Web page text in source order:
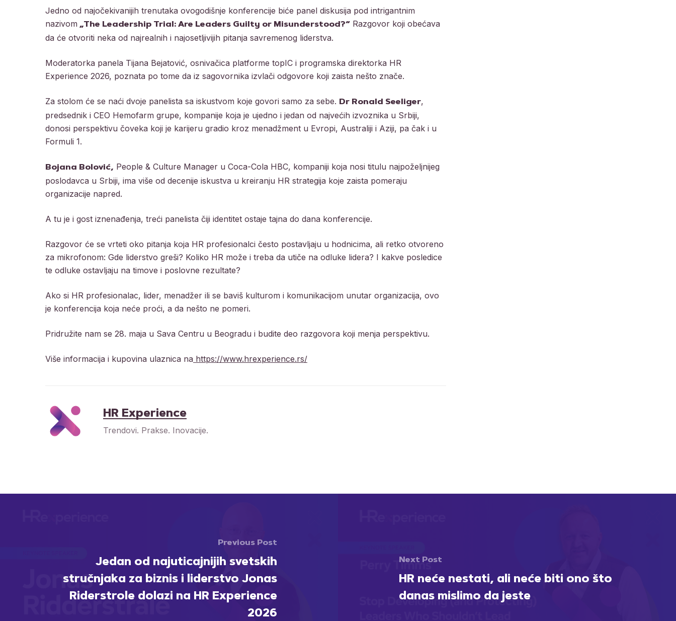
Jedno od najočekivanijih trenutaka ovogodišnje konferencije biće panel diskusija pod intrigantnim
nazivom „The Leadership Trial: Are Leaders Guilty or Misunderstood?“ Razgovor koji obećava
da će otvoriti neka od najrealnih i najosetljivijih pitanja savremenog liderstva.
Moderatorka panela Tijana Bejatović, osnivačica platforme topIC i programska direktorka HR
Experience 2026, poznata po tome da iz sagovornika izvlači odgovore koji zaista nešto znače.
Za stolom će se naći dvoje panelista sa iskustvom koje govori samo za sebe. Dr Ronald Seeliger,
predsednik i CEO Hemofarm grupe, kompanije koja je ujedno i jedan od najvećih izvoznika u Srbiji,
donosi perspektivu čoveka koji je karijeru gradio kroz menadžment u Evropi, Australiji i Aziji, pa čak i u
Formuli 1.
Bojana Bolović, People & Culture Manager u Coca-Cola HBC, kompaniji koja nosi titulu najpoželjnijeg
poslodavca u Srbiji, ima više od decenije iskustva u kreiranju HR strategija koje zaista pomeraju
organizacije napred.
A tu je i gost iznenađenja, treći panelista čiji identitet ostaje tajna do dana konferencije.
Razgovor će se vrteti oko pitanja koja HR profesionalci često postavljaju u hodnicima, ali retko otvoreno
za mikrofonom: Gde liderstvo greši? Koliko HR može i treba da utiče na odluke lidera? I kakve posledice
te odluke ostavljaju na timove i poslovne rezultate?
Ako si HR profesionalac, lider, menadžer ili se baviš kulturom i komunikacijom unutar organizacija, ovo
je konferencija koja neće proći, a da nešto ne pomeri.
Pridružite nam se 28. maja u Sava Centru u Beogradu i budite deo razgovora koji menja perspektivu.
Više informacija i kupovina ulaznica na https://www.hrexperience.rs/
HR Experience
Trendovi. Prakse. Inovacije.
Previous Post
Jedan od najuticajnijih svetskih
stručnjaka za biznis i liderstvo Jonas
Riderstrole dolazi na HR Experience
2026
Next Post
HR neće nestati, ali neće biti ono što
danas mislimo da jeste